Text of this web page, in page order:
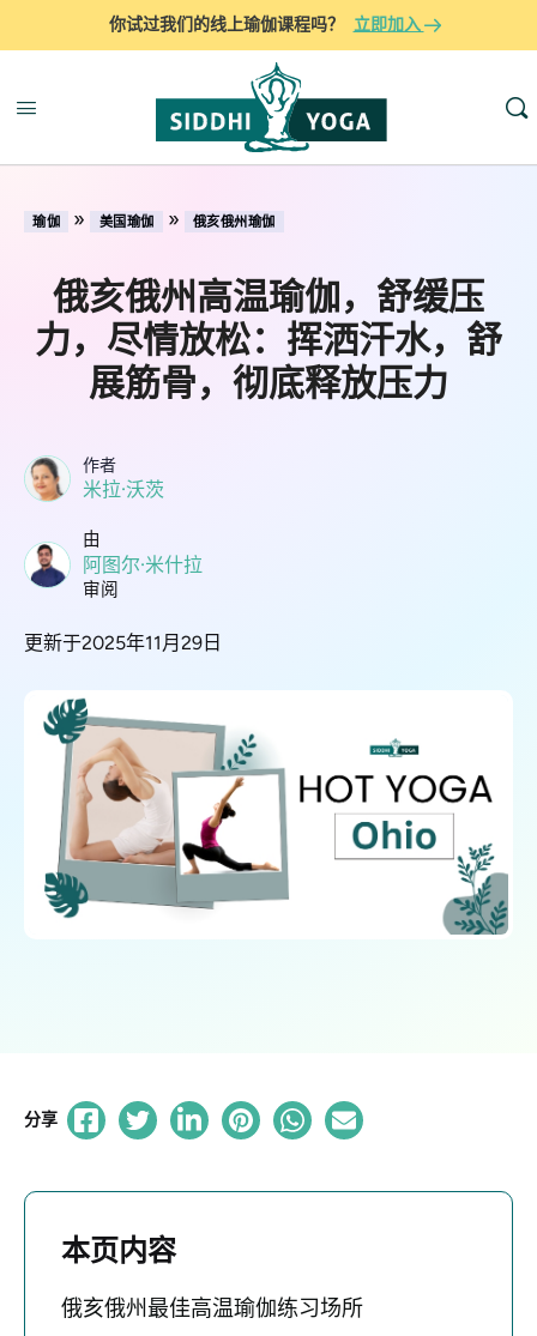
你试过我们的线上瑜伽课程吗？ 立即加入
瑜伽 » 美国瑜伽 » 俄亥俄州瑜伽
俄亥俄州高温瑜伽，舒缓压
力，尽情放松：挥洒汗水，舒
展筋骨，彻底释放压力
作者
米拉·沃茨
由
阿图尔·米什拉
审阅
更新于2025年11月29日
分享
本页内容
俄亥俄州最佳高温瑜伽练习场所